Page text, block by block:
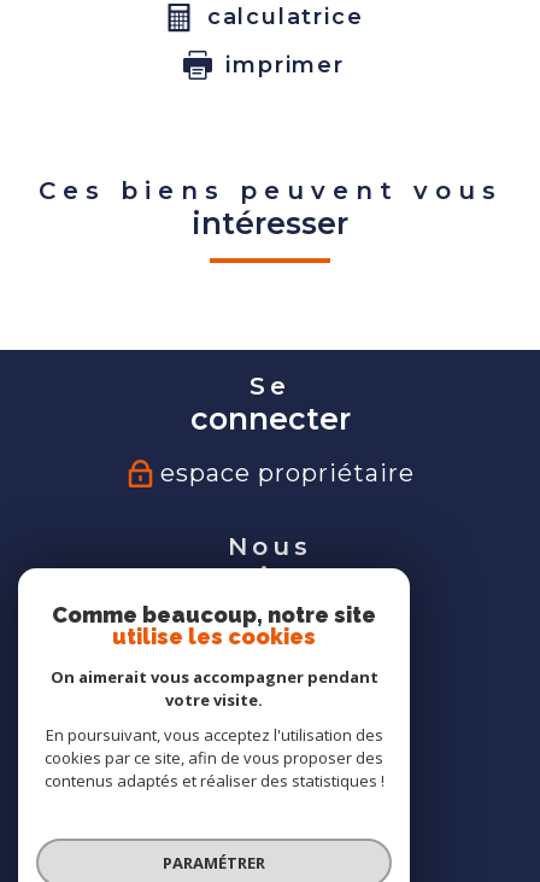
calculatrice
imprimer
Ces biens peuvent vous
intéresser
Se
connecter
espace propriétaire
Nous
suivre
Nous
adhérons
Comme beaucoup, notre site
utilise les cookies
On aimerait vous accompagner pendant
votre visite.
En poursuivant, vous acceptez l'utilisation des
cookies par ce site, afin de vous proposer des
contenus adaptés et réaliser des statistiques !
PARAMÉTRER